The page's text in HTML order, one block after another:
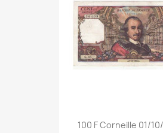
100 F Corneille 01/